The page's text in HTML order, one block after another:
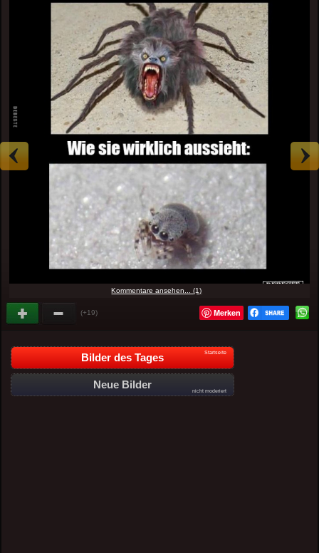
Kommentare ansehen... (1)
(+19) Merken
Bilder des Tages Startseite
Neue Bilder
nicht moderiert